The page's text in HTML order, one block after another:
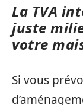
La TVA
juste
votre
Si vous